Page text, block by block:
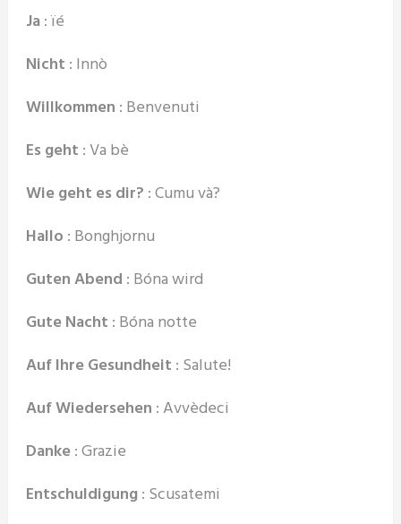
Ja: ïé
Nicht : Innò
Willkommen : Benvenuti
Es geht : Va bè
Wie geht es dir? : Cumu và?
Hallo : Bonghjornu
Guten Abend : Bóna wird
Gute Nacht : Bóna notte
Auf Ihre Gesundheit : Salute!
Auf Wiedersehen : Avvèdeci
Danke: Grazie
Entschuldigung: Scusatemi